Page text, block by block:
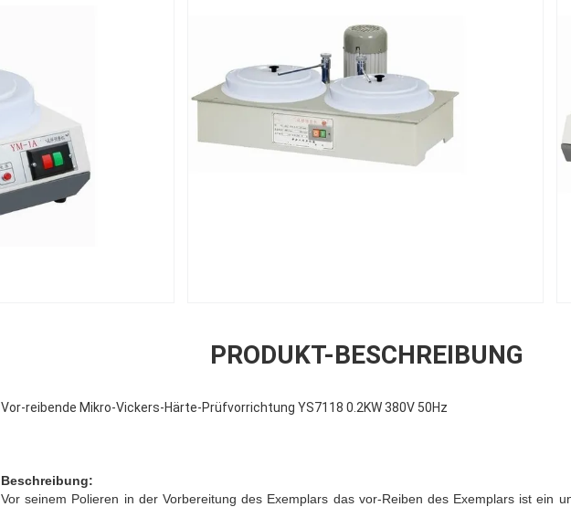
PRODUKT-BESCHREIBUNG
Vor-reibende Mikro-Vickers-Härte-Prüfvorrichtung YS7118 0.2KW 380V 50Hz
Beschreibung:
Vor seinem Polieren in der Vorbereitung des Exemplars das vor-Reiben des Exemplars ist ein